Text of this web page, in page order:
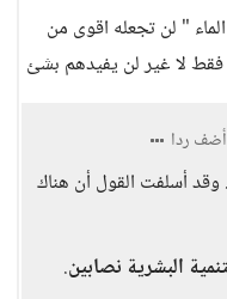
" لن تجعله اقوى من
فقط لا غير لن يفيدهم بشئ
أضف ردا
وقد أسلفت القول أن هناك
البشرية نصابين.